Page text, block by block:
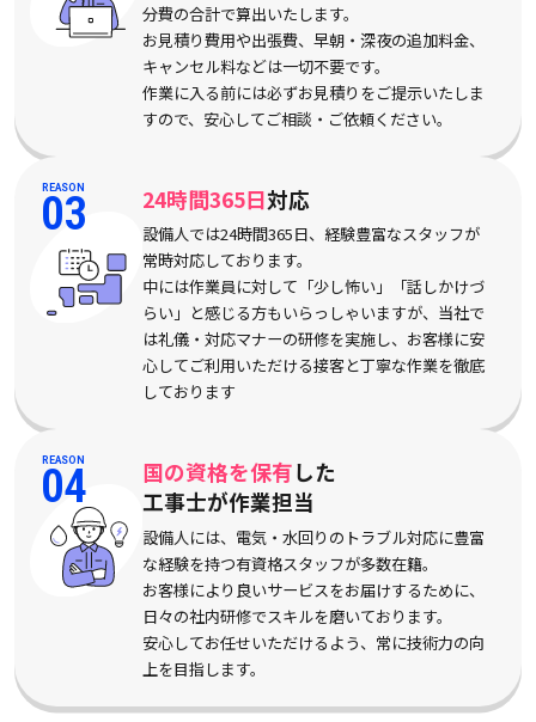
分費の合計で算出いたします。
お見積り費用や出張費、早朝・深夜の追加料金、
キャンセル料などは一切不要です。
作業に入る前には必ずお見積りをご提示いたしま
すので、安心してご相談・ご依頼ください。
REASON
03 24時間365日対応
設備人では24時間365日、経験豊富なスタッフが
常時対応しております。
中には作業員に対して「少し怖い」「話しかけづ
らい」と感じる方もいらっしゃいますが、当社で
は礼儀・対応マナーの研修を実施し、お客様に安
心してご利用いただける接客と丁寧な作業を徹底
しております
REASON
04 国の資格を保有した
工事士が作業担当
設備人には、電気・水回りのトラブル対応に豊富
な経験を持つ有資格スタッフが多数在籍。
お客様により良いサービスをお届けするために、
日々の社内研修でスキルを磨いております。
安心してお任せいただけるよう、常に技術力の向
上を目指します。